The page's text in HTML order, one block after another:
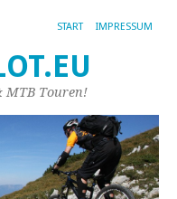
START IMPRESSUM
MTB Touren!